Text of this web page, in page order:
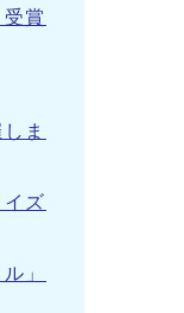
賞
ま
ズ
」